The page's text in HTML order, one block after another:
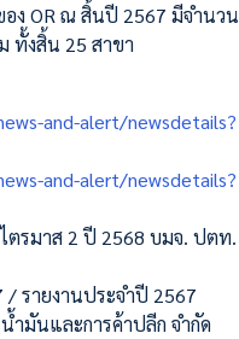
อง OR ณ สิ้นปี 2567 มีจำนวน
ทั้งสิ้น 25 สาขา
and-alert/newsdetails?
and-alert/newsdetails?
ตรมาส 2 ปี 2568 บมจ. ปตท.
รายงานประจำปี 2567
มันและการค้าปลีก จำกัด